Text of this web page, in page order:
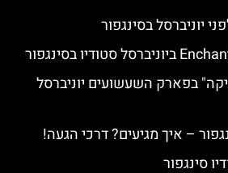
יוניברסל בסינגפור
בפארק השעשועים יוניברסל
– איך מגיעים? דרכי הגעה!
סינגפור